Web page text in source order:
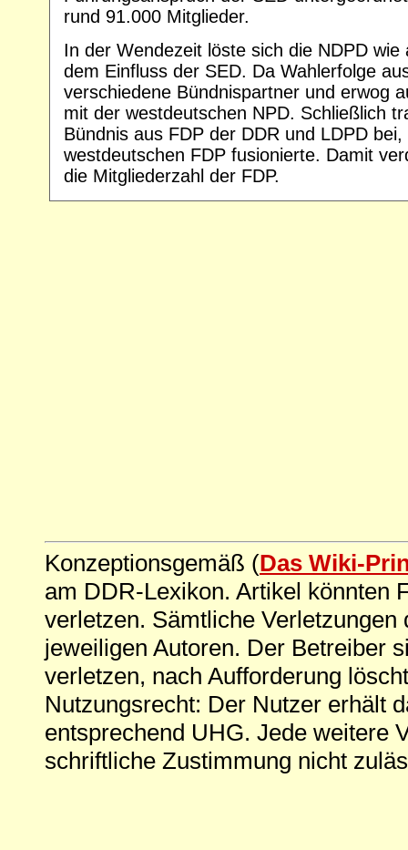
rund 91.000 Mitglieder.
In der Wendezeit löste sich die NDPD wie
dem Einfluss der SED. Da Wahlerfolge
verschiedene Bündnispartner und erwog
mit der westdeutschen NPD. Schließlich
Bündnis aus FDP der DDR und LDPD
westdeutschen FDP fusionierte. Damit
die Mitgliederzahl der FDP.
Konzeptionsgemäß (Das Wiki-
am DDR-Lexikon. Artikel könnten
verletzen. Sämtliche
jeweiligen Autoren. Der Betreiber
verletzen, nach Aufforderung
Nutzungsrecht: Der Nutzer erhält
entsprechend UHG. Jede weitere
schriftliche Zustimmung nicht